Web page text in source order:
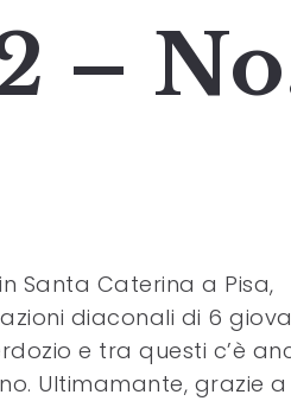
–
Santa Caterina a Pisa,
diaconali di 6
e tra questi c’è
Ultimamante, grazie a